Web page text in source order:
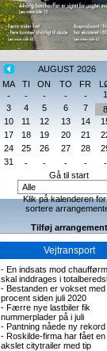
AUGUST 2026
MA
TI ON TO FR
-
- - - - 1
3
4 5 6 7 8
10
11 12 13 14
17
18 19 20 21
24
25 26 27 28
31
- - - - -
Gå til start
Klik på kalenderen
sortere
Tilføj arrangement
Vejtransport
- En indsats mod
skal inddrages i
- Bestanden er vokset med
procent siden juli 2020
- Færre nye lastbiler fik
nummerplader på i juli
- Pantning nåede ny rekord
- Roskilde-firma har fået
akslet citytrailer med tip